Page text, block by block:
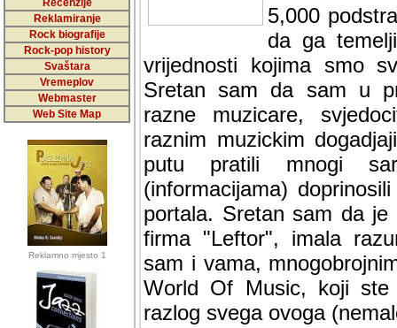
Recenzije
Reklamiranje
Rock biografije
Rock-pop history
Svaštara
Vremeplov
Webmaster
Web Site Map
Reklamno mjesto 1
5,000
da ga
vrijednosti kojima smo
Sretan sam da sam u
muzicare, svjedociti
muzickim dogadjajima...
mnogi saradnici koji
doprinosili vrijednosti i
sam da je i moj web
imala razumijevanja za
mnogobrojnim
Music, koji ste ga
ovoga (nemalog) rada.